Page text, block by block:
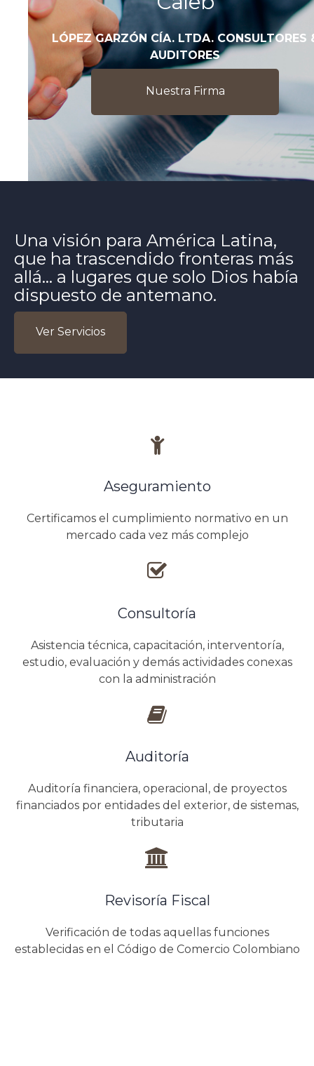
LÓPEZ GARZÓN CÍA. LTDA. CONSULTORES
AUDITORES
Nuestra Firma
Una visión para América Latina,
que ha trascendido fronteras más
allá… a lugares que solo Dios había
dispuesto de antemano.
Ver Servicios
Aseguramiento
Certificamos el cumplimiento normativo en un
mercado cada vez más complejo
Consultoría
Asistencia técnica, capacitación, interventoría,
estudio, evaluación y demás actividades conexas
con la administración
Auditoría
Auditoría financiera, operacional, de proyectos
financiados por entidades del exterior, de sistemas,
tributaria
Revisoría Fiscal
Verificación de todas aquellas funciones
establecidas en el Código de Comercio Colombiano